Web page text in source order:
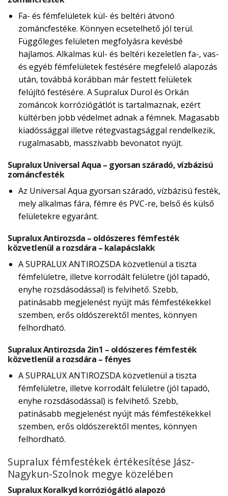
Fa- és fémfelületek kül- és beltéri átvonó
zománcfestéke. Könnyen ecsetelhető jól terül.
Függőleges felületen megfolyásra kevésbé
hajlamos. Alkalmas kül- és beltéri kezeletlen fa-, vas-
és egyéb fémfelületek festésére megfelelő alapozás
után, továbbá korábban már festett felületek
felújító festésére. A Supralux Durol és Orkán
zománcok korróziógátlót is tartalmaznak, ezért
kültérben jobb védelmet adnak a fémnek. Magasabb
kiadóssággal illetve rétegvastagsággal rendelkezik,
rugalmasabb, masszívabb bevonatot nyújt.
Supralux Universal Aqua – gyorsan száradó, vízbázisú
zománcfesték
Az Universal Aqua gyorsan száradó, vízbázisú festék,
mely alkalmas fára, fémre és PVC-re, belső és külső
felületekre egyaránt.
Supralux Antirozsda – oldószeres fémfesték
közvetlenül a rozsdára – kalapácslakk
A SUPRALUX ANTIROZSDA közvetlenül a tiszta
fémfelületre, illetve korrodált felületre (jól tapadó,
enyhe rozsdásodással) is felvihető. Szebb,
patinásabb megjelenést nyújt más fémfestékekkel
szemben, erős oldószerektől mentes, könnyen
felhordható.
Supralux Antirozsda 2in1 – oldószeres fémfesték
közvetlenül a rozsdára – fényes
A SUPRALUX ANTIROZSDA közvetlenül a tiszta
fémfelületre, illetve korrodált felületre (jól tapadó,
enyhe rozsdásodással) is felvihető. Szebb,
patinásabb megjelenést nyújt más fémfestékekkel
szemben, erős oldószerektől mentes, könnyen
felhordható.
Supralux fémfestékek értékesítése Jász-
Nagykun-Szolnok megye közelében
Supralux Koralkyd korróziógátló alapozó